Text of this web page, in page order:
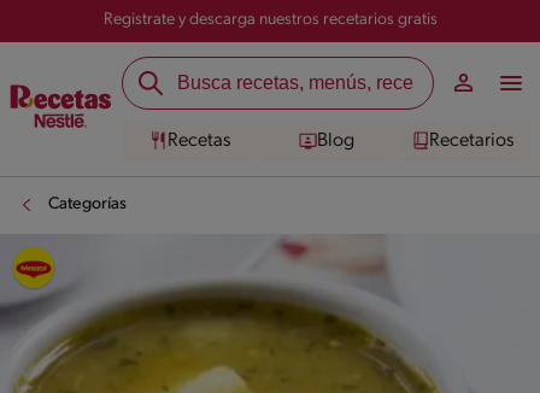
Registrate y descarga nuestros recetarios gratis
Recetas Blog Recetarios
Categorías